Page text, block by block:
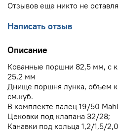
Отзывов еще никто не
Написать отзыв
Описание
Кованные поршни 82,5 мм, с
25,2 мм
Днище поршня лунка, объем
см.куб.
В комплекте палец 19/50
Цековки под клапана 32/28;
Канавки под кольца 1,2/1,5/2,0